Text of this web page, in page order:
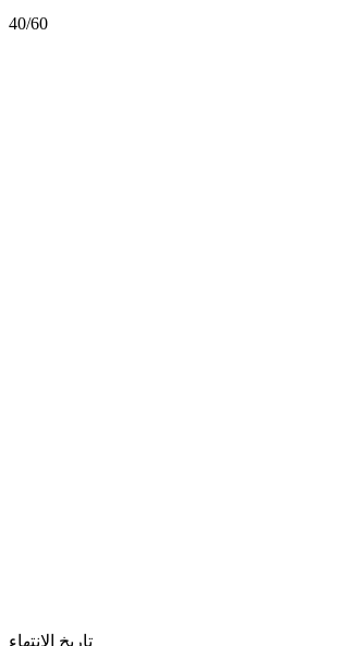
40/60
تاريخ الانتهاء